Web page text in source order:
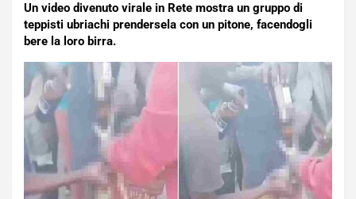
Un video divenuto virale in Rete mostra un gruppo di
teppisti ubriachi prendersela con un pitone, facendogli
bere la loro birra.